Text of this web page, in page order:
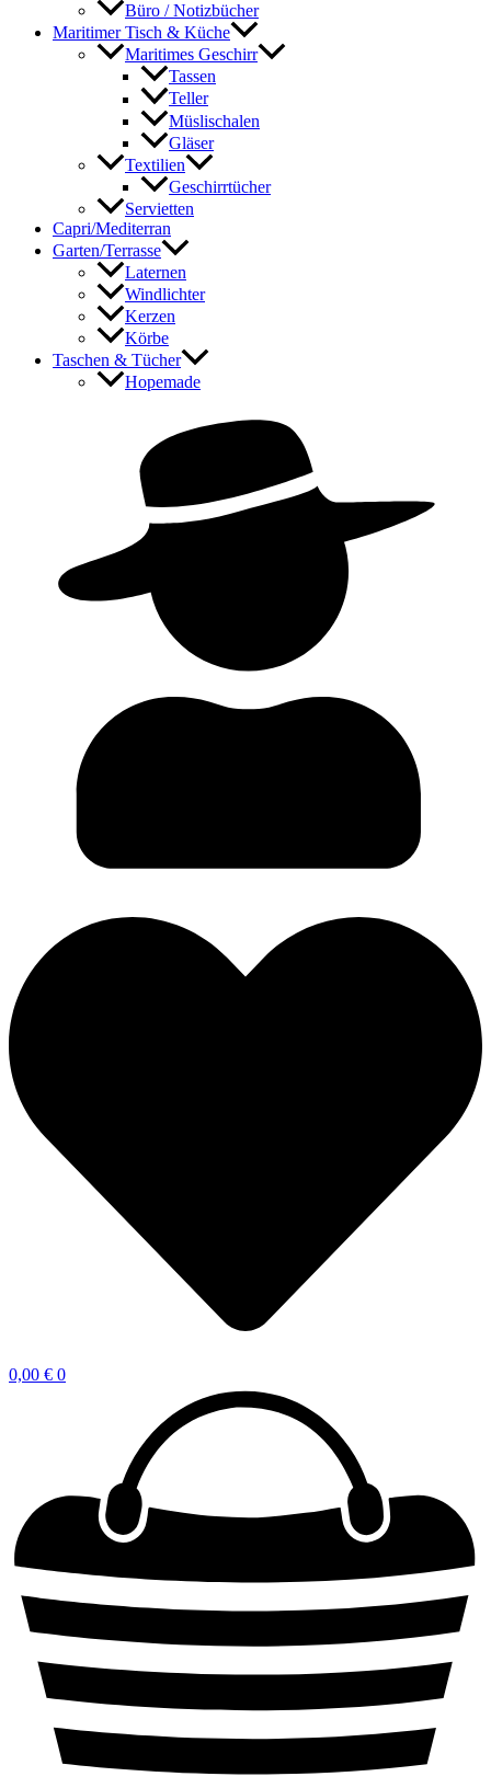
Büro / Notizbücher
Maritimer Tisch & Küche
Maritimes Geschirr
Tassen
Teller
Müslischalen
Gläser
Textilien
Geschirrtücher
Servietten
Capri/Mediterran
Garten/Terrasse
Laternen
Windlichter
Kerzen
Körbe
Taschen & Tücher
Hopemade
0,00 € 0